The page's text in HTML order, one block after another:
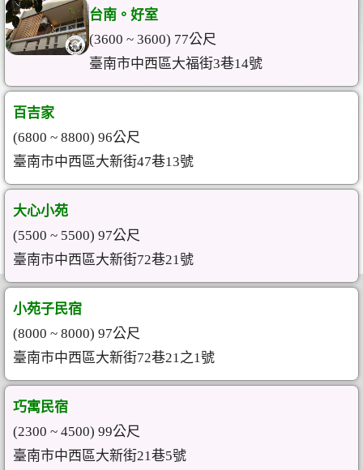
台南。好室
(3600 ~ 3600) 77公尺
臺南市中西區大福街3巷14號
百吉家
(6800 ~ 8800) 96公尺
臺南市中西區大新街47巷13號
大心小苑
(5500 ~ 5500) 97公尺
臺南市中西區大新街72巷21號
小苑子民宿
(8000 ~ 8000) 97公尺
臺南市中西區大新街72巷21之1號
巧寓民宿
(2300 ~ 4500) 99公尺
臺南市中西區大新街21巷5號